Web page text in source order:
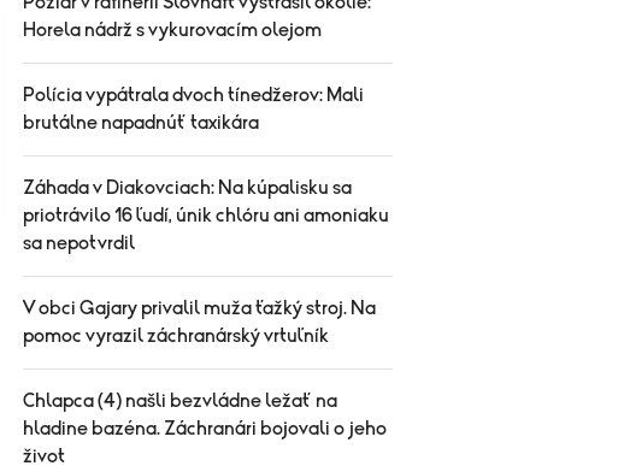
Horela nádrž s vykurovacím olejom
Polícia vypátrala dvoch tínedžerov: Mali
brutálne napadnúť taxikára
Záhada v Diakovciach: Na kúpalisku sa
priotrávilo 16 ľudí, únik chlóru ani amoniaku
sa nepotvrdil
V obci Gajary privalil muža ťažký stroj. Na
pomoc vyrazil záchranárský vrtuľník
Chlapca (4) našli bezvládne ležať na
hladine bazéna. Záchranári bojovali o jeho
život